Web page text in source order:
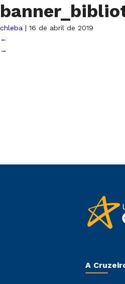
chleba | 16 de abril de 2019
←
→
A